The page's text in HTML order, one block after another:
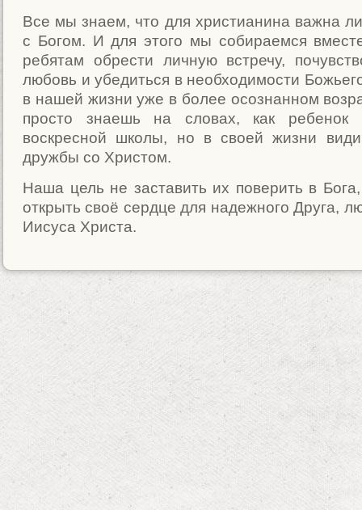
Все мы знаем, что для христианина важна
с Богом. И для этого мы собираемся
ребятам обрести личную встречу,
любовь и убедиться в необходимости
в нашей жизни уже в более осознанном
просто знаешь на словах, как ребенок
воскресной школы, но в своей жизни
дружбы со Христом.
Наша цель не заставить их поверить в
открыть своё сердце для надежного Друга,
Иисуса Христа.